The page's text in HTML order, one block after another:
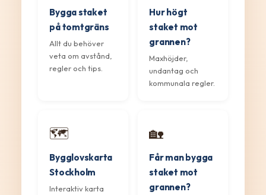
Bygga staket
på tomtgräns
Allt du behöver
veta om avstånd,
regler och tips.
Hur högt
staket mot
grannen?
Maxhöjder,
undantag och
kommunala regler.
🗺️
Bygglovskarta
Stockholm
Interaktiv karta
🏡
Får man bygga
staket mot
grannen?